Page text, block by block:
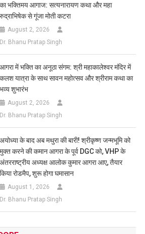
का भक्तिमय आगाज: सत्यनारायण कथा और महा
रुद्राभिषेक से गूंजा मोती कटरा
August 2, 2026
Dr. Bhanu Pratap Singh
आगरा में भक्ति का अनूठा संगम: श्री महाकालेश्वर मंदिर में
कलश यात्रा के साथ सावन महोत्सव और श्रीराम कथा का
भव्य शुभारंभ
August 2, 2026
Dr. Bhanu Pratap Singh
अयोध्या के बाद अब मथुरा की बारी! श्रीकृष्ण जन्मभूमि को
मुक्त करने की कमान आगरा के पूर्व DGC को, VHP के
अंतरराष्ट्रीय अध्यक्ष आलोक कुमार आगरा आए, तैयार
किया रोडमैप, शुरू होगा घमासान
August 1, 2026
Dr. Bhanu Pratap Singh